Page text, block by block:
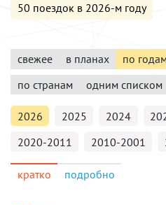
50 поездок в 2026-м году
свежее в планах по годам
по странам
одним списком
2026 2025 2024
2020-2011
2010-2001
кратко подробно